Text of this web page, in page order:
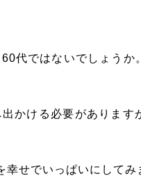
代ではないでしょうか
かける必要があります
せでいっぱいにしてみ